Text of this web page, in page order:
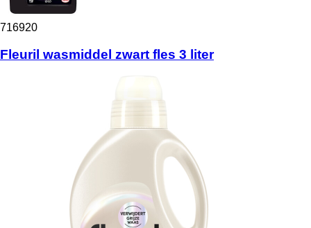
716920
Fleuril wasmiddel zwart fles 3 liter